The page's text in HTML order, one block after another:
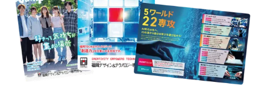
Information